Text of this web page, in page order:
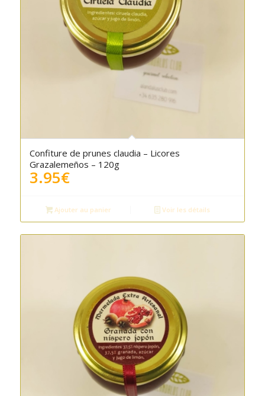
Confiture de prunes claudia – Licores
Grazalemeños – 120g
3.95€
Ajouter au panier Voir les détails